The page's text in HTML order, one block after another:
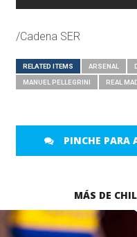
/Cadena SER
RELATED ITEMS ARSENAL
MANUEL PELLEGRINI REAL
PINCHE PARA
MÁS DE